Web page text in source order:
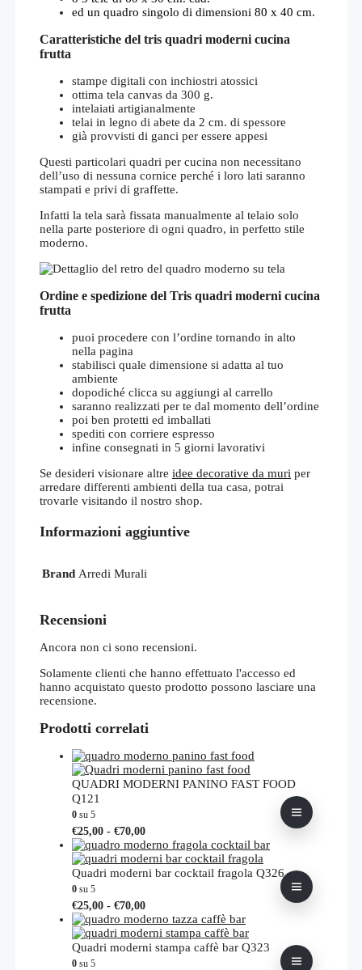
ed un quadro singolo di dimensioni 80 x 40 cm.
Caratteristiche del tris quadri moderni cucina
frutta
stampe digitali con inchiostri atossici
ottima tela canvas da 300 g.
intelaiati artigianalmente
telai in legno di abete da 2 cm. di spessore
già provvisti di ganci per essere appesi
Questi particolari quadri per cucina non necessitano
dell’uso di nessuna cornice perché i loro lati saranno
stampati e privi di graffette.
Infatti la tela sarà fissata manualmente al telaio solo
nella parte posteriore di ogni quadro, in perfetto stile
moderno.
Ordine e spedizione del Tris quadri moderni cucina
frutta
puoi procedere con l’ordine tornando in alto
nella pagina
stabilisci quale dimensione si adatta al tuo
ambiente
dopodiché clicca su aggiungi al carrello
saranno realizzati per te dal momento dell’ordine
poi ben protetti ed imballati
spediti con corriere espresso
infine consegnati in 5 giorni lavorativi
Se desideri visionare altre idee decorative da muri per
arredare differenti ambienti della tua casa, potrai
trovarle visitando il nostro shop.
Informazioni aggiuntive
Brand Arredi Murali
Recensioni
Ancora non ci sono recensioni.
Solamente clienti che hanno effettuato l'accesso ed
hanno acquistato questo prodotto possono lasciare una
recensione.
Prodotti correlati
QUADRI MODERNI PANINO FAST FOOD
Q121
0 su 5
€25,00 - €70,00Fascia
di
prezzo:
da
€70,00
Questo
prodotto
ha
più
opzioni
possono
essere
scelte
Quadri moderni bar cocktail fragola Q326
0 su 5
€25,00 - €70,00Fascia
di
prezzo:
da
Questo
prodotto
ha
più
Quadri moderni stampa caffè bar Q323
0 su 5